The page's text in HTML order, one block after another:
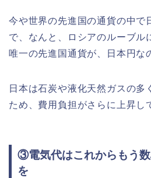
今や世界の先進国の通貨の中で
で、なんと、ロシアのルーブル
唯一の先進国通貨が、日本円な
日本は石炭や液化天然ガスの多
ため、費用負担がさらに上昇し
③電気代はこれからもう
を